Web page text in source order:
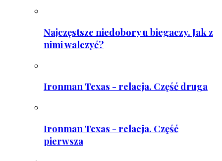
Najczęstsze niedobory u biegaczy. Jak z
nimi walczyć?
Ironman Texas - relacja. Część druga
Ironman Texas - relacja. Część
pierwsza